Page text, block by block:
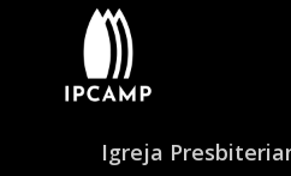
Igreja